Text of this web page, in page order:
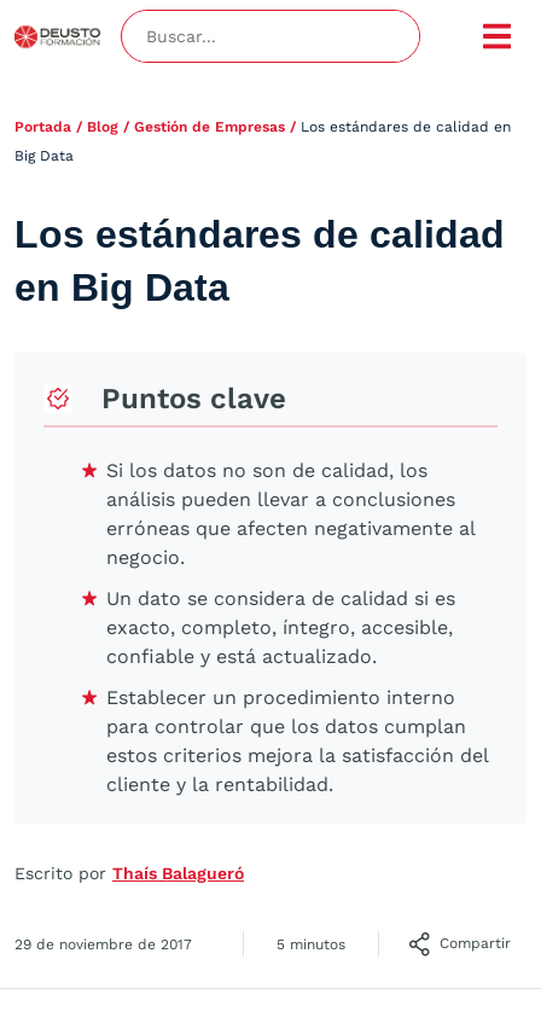
Portada / Blog / Gestión de Empresas / Los estándares de calidad en
Big Data
Los estándares de calidad
en Big Data
Puntos clave
Si los datos no son de calidad, los
análisis pueden llevar a conclusiones
erróneas que afecten negativamente al
negocio.
Un dato se considera de calidad si es
exacto, completo, íntegro, accesible,
confiable y está actualizado.
Establecer un procedimiento interno
para controlar que los datos cumplan
estos criterios mejora la satisfacción del
cliente y la rentabilidad.
Escrito por Thaís Balagueró
29 de noviembre de 2017 5 minutos Compartir